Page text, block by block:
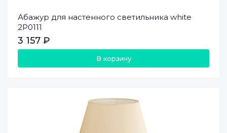
Абажур для настенного светильника white
2P0111
3 157 ₽
В корзину